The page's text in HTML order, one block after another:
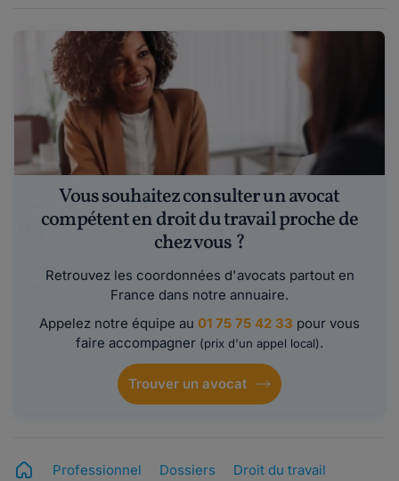
Vous souhaitez consulter un avocat
compétent en droit du travail proche de
chez vous ?
Retrouvez les coordonnées d'avocats partout en
France dans notre annuaire.
Appelez notre équipe au 01 75 75 42 33 pour vous
faire accompagner (prix d'un appel local).
Trouver un avocat
Professionnel Dossiers
Droit du travail